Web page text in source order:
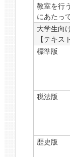
教室を行う
にあたっ
大学生向
【テキス
標準版
税法版
歴史版